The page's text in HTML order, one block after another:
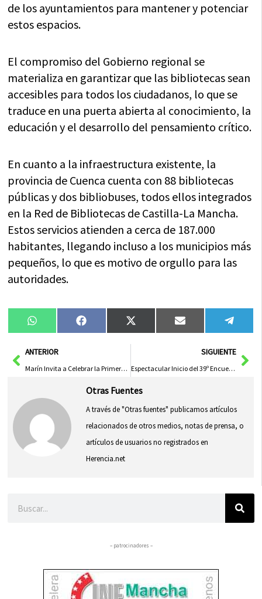
de los ayuntamientos para mantener y potenciar
estos espacios.
El compromiso del Gobierno regional se
materializa en garantizar que las bibliotecas sean
accesibles para todos los ciudadanos, lo que se
traduce en una puerta abierta al conocimiento, la
educación y el desarrollo del pensamiento crítico.
En cuanto a la infraestructura existente, la
provincia de Cuenca cuenta con 88 bibliotecas
públicas y dos bibliobuses, todos ellos integrados
en la Red de Bibliotecas de Castilla-La Mancha.
Estos servicios atienden a cerca de 187.000
habitantes, llegando incluso a los municipios más
pequeños, lo que es motivo de orgullo para las
autoridades.
Compartir
en
WhatsAppCompartir
en
FacebookCompartir
en
X
(Twitter)
Compartir
en
Email
en
AntANTERIOR
Marín Invita a Celebrar la Primera Feria Gastronómica «Pueblos de España»
SIGUIENTE
Espectacular Inicio del 39º Encuentro de Poesía en Almagro con Luis Alberto de Cuenca, José Corrales y el Dúo Belcorde
Otras Fuentes
A través de "Otras fuentes" publicamos artículos
relacionados de otros medios, notas de prensa, o
artículos de usuarios no registrados en
Herencia.net
– patrocinadores –